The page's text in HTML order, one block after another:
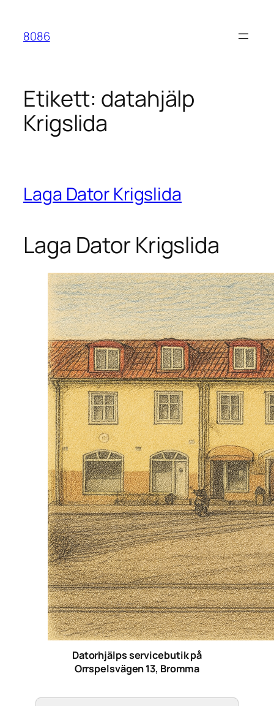
innehåll
8086
Etikett: datahjälp
Krigslida
Laga Dator Krigslida
Laga Dator Krigslida
Datorhjälps servicebutik på
Orrspelsvägen 13, Bromma